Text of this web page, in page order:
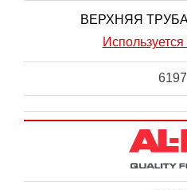
ВЕРХНЯЯ
Используется
6197